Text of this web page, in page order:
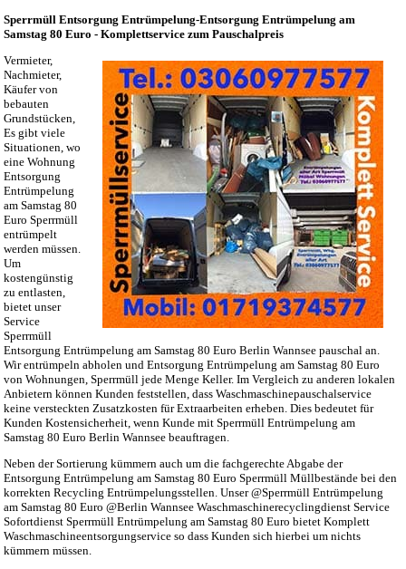
Sperrmüll Entsorgung Entrümpelung-Entsorgung Entrümpelung am
Samstag 80 Euro - Komplettservice zum Pauschalpreis
Vermieter,
Nachmieter,
Käufer von
bebauten
Grundstücken,
Es gibt viele
Situationen, wo
eine Wohnung
Entsorgung
Entrümpelung
am Samstag 80
Euro Sperrmüll
entrümpelt
werden müssen.
Um
kostengünstig
zu entlasten,
bietet unser
Service
Sperrmüll
Entsorgung Entrümpelung am Samstag 80 Euro Berlin Wannsee pauschal an.
Wir entrümpeln abholen und Entsorgung Entrümpelung am Samstag 80 Euro
von Wohnungen, Sperrmüll jede Menge Keller. Im Vergleich zu anderen lokalen
Anbietern können Kunden feststellen, dass Waschmaschinepauschalservice
keine versteckten Zusatzkosten für Extraarbeiten erheben. Dies bedeutet für
Kunden Kostensicherheit, wenn Kunde mit Sperrmüll Entrümpelung am
Samstag 80 Euro Berlin Wannsee beauftragen.
Neben der Sortierung kümmern auch um die fachgerechte Abgabe der
Entsorgung Entrümpelung am Samstag 80 Euro Sperrmüll Müllbestände bei den
korrekten Recycling Entrümpelungsstellen. Unser @Sperrmüll Entrümpelung
am Samstag 80 Euro @Berlin Wannsee Waschmaschinerecyclingdienst Service
Sofortdienst Sperrmüll Entrümpelung am Samstag 80 Euro bietet Komplett
Waschmaschineentsorgungservice so dass Kunden sich hierbei um nichts
kümmern müssen.